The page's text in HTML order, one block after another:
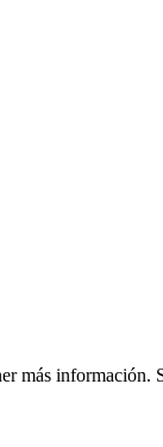
más información.